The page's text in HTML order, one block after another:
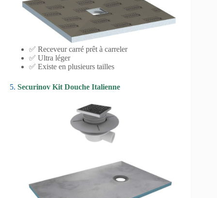
✅ Receveur carré prêt à carreler
✅ Ultra léger
✅ Existe en plusieurs tailles
5. Securinov Kit Douche Italienne